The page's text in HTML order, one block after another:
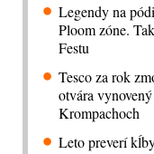
Legendy na
Ploom zóne.
Festu
Tesco za rok
otvára
Krompachoch
Leto preverí